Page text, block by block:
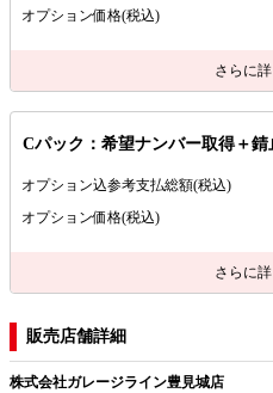
オプション価格(税込)
さらに詳
Cパック：希望ナンバー取得＋錆
オプション込参考支払総額(税込)
オプション価格(税込)
さらに詳
販売店舗詳細
株式会社ガレージライン豊見城店